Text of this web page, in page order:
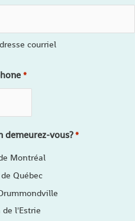
courriel
*
demeurez-vous?*
Montréal
Québec
de l'Estrie